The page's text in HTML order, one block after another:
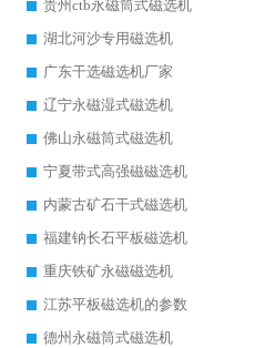
贵州ctb永磁筒式磁选机
湖北河沙专用磁选机
广东干选磁选机厂家
辽宁永磁湿式磁选机
佛山永磁筒式磁选机
宁夏带式高强磁磁选机
内蒙古矿石干式磁选机
福建钠长石平板磁选机
重庆铁矿永磁磁选机
江苏平板磁选机的参数
德州永磁筒式磁选机